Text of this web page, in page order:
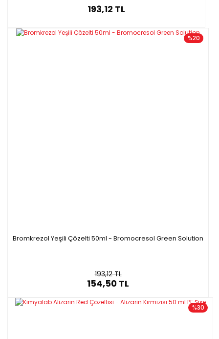
193,12 TL
%20
Bromkrezol Yeşili Çözelti 50ml - Bromocresol Green Solution
193,12 TL
154,50 TL
%30